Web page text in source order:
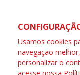
Usamos cookies
navegação
personalizar o